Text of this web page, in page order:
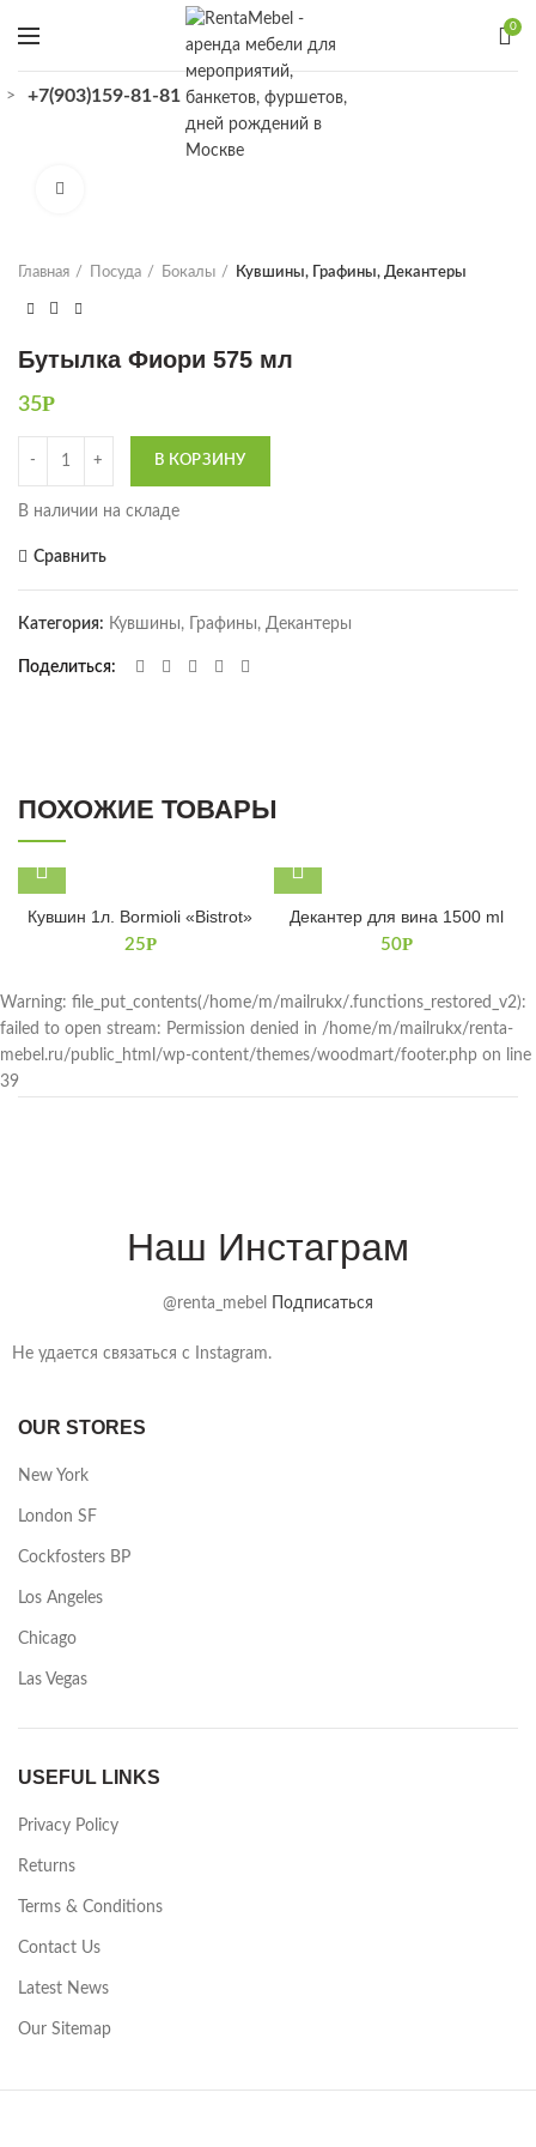
0
> +7(903)159-81-81
КАТАЛОГ
Главная Посуда Бокалы Кувшины, Графины, Декантеры
Бутылка Фиори 575 мл
35Р
Количество
В КОРЗИНУ
В наличии на складе
Сравнить
Категория: Кувшины, Графины, Декантеры
Поделиться
ПОХОЖИЕ ТОВАРЫ
Кувшин 1л. Bormioli «Bistrot»
25Р
Декантер для вина 1500 ml
50Р
Warning: file_put_contents(/home/m/mailrukx/.functions_restored_v2):
failed to open stream: Permission denied in /home/m/mailrukx/renta-
mebel.ru/public_html/wp-content/themes/woodmart/footer.php on line
39
Наш Инстаграм
@renta_mebel Подписаться
Не удается связаться с Instagram.
OUR STORES
New York
London SF
Cockfosters BP
Los Angeles
Chicago
Las Vegas
USEFUL LINKS
Privacy Policy
Returns
Terms & Conditions
Contact Us
Latest News
Our Sitemap